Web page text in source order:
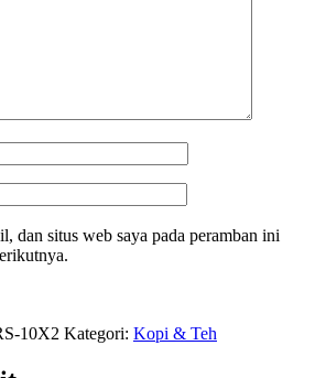
dan situs web saya pada peramban ini
10X2 Kategori: Kopi & Teh